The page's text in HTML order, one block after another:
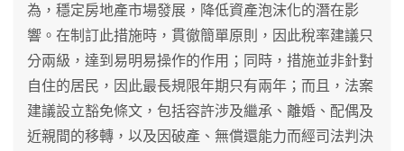
為，穩定房地產市場發展，降低資產泡沫化的潛在影
響。在制訂此措施時，貫徹簡單原則，因此稅率建議只
分兩級，達到易明易操作的作用；同時，措施並非針對
自住的居民，因此最長規限年期只有兩年；而且，法案
建議設立豁免條文，包括容許涉及繼承、離婚、配偶及
近親間的移轉，以及因破產、無償還能力而經司法判決